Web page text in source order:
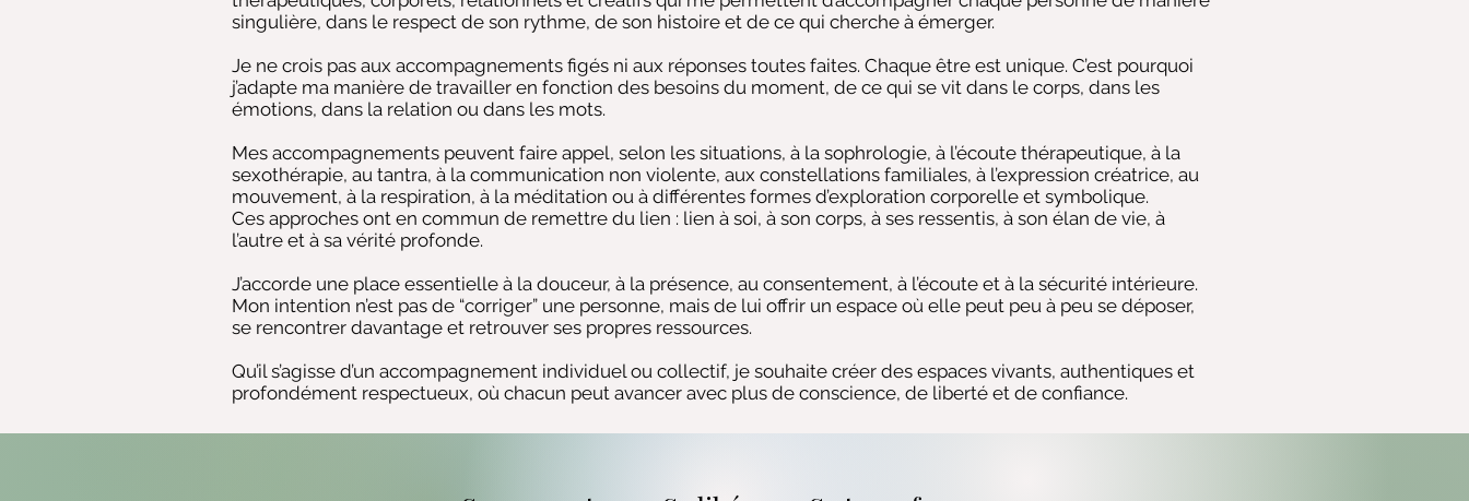
singulière, dans le respect de son rythme, de son histoire et de ce qui cherche à émerger.
Je ne crois pas aux accompagnements figés ni aux réponses toutes faites. Chaque être est unique. C’est pourquoi
j’adapte ma manière de travailler en fonction des besoins du moment, de ce qui se vit dans le corps, dans les
émotions, dans la relation ou dans les mots.
Mes accompagnements peuvent faire appel, selon les situations, à la sophrologie, à l’écoute thérapeutique, à la
sexothérapie, au tantra, à la communication non violente, aux constellations familiales, à l’expression créatrice, au
mouvement, à la respiration, à la méditation ou à différentes formes d’exploration corporelle et symbolique.
Ces approches ont en commun de remettre du lien : lien à soi, à son corps, à ses ressentis, à son élan de vie, à
l’autre et à sa vérité profonde.
J’accorde une place essentielle à la douceur, à la présence, au consentement, à l’écoute et à la sécurité intérieure.
Mon intention n’est pas de “corriger” une personne, mais de lui offrir un espace où elle peut peu à peu se déposer,
se rencontrer davantage et retrouver ses propres ressources.
Qu’il s’agisse d’un accompagnement individuel ou collectif, je souhaite créer des espaces vivants, authentiques et
profondément respectueux, où chacun peut avancer avec plus de conscience, de liberté et de confiance.